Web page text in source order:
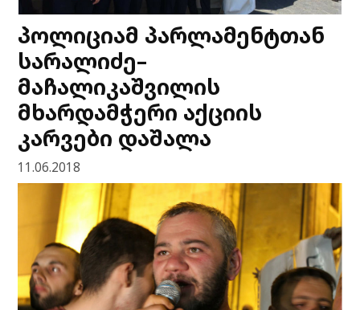
პოლიციამ პარლამენტთან
სარალიძე–
მაჩალიკაშვილის
მხარდამჭერი აქციის
კარვები დაშალა
11.06.2018